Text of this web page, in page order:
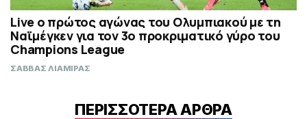
Live ο πρώτος αγώνας του Ολυμπιακού με τη
Ναϊμέγκεν για τον 3ο προκριματικό γύρο του
Champions League
ΣΑΒΒΑΣ ΛΙΑΜΙΡΑΣ
ΠΕΡΙΣΣΟΤΕΡΑ ΑΡΘΡΑ